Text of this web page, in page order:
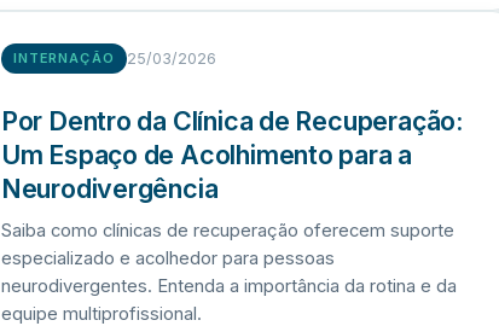
INTERNAÇÃO 25/03/2026
Por Dentro da Clínica de Recuperação:
Um Espaço de Acolhimento para a
Neurodivergência
Saiba como clínicas de recuperação oferecem suporte
especializado e acolhedor para pessoas
neurodivergentes. Entenda a importância da rotina e da
equipe multiprofissional.